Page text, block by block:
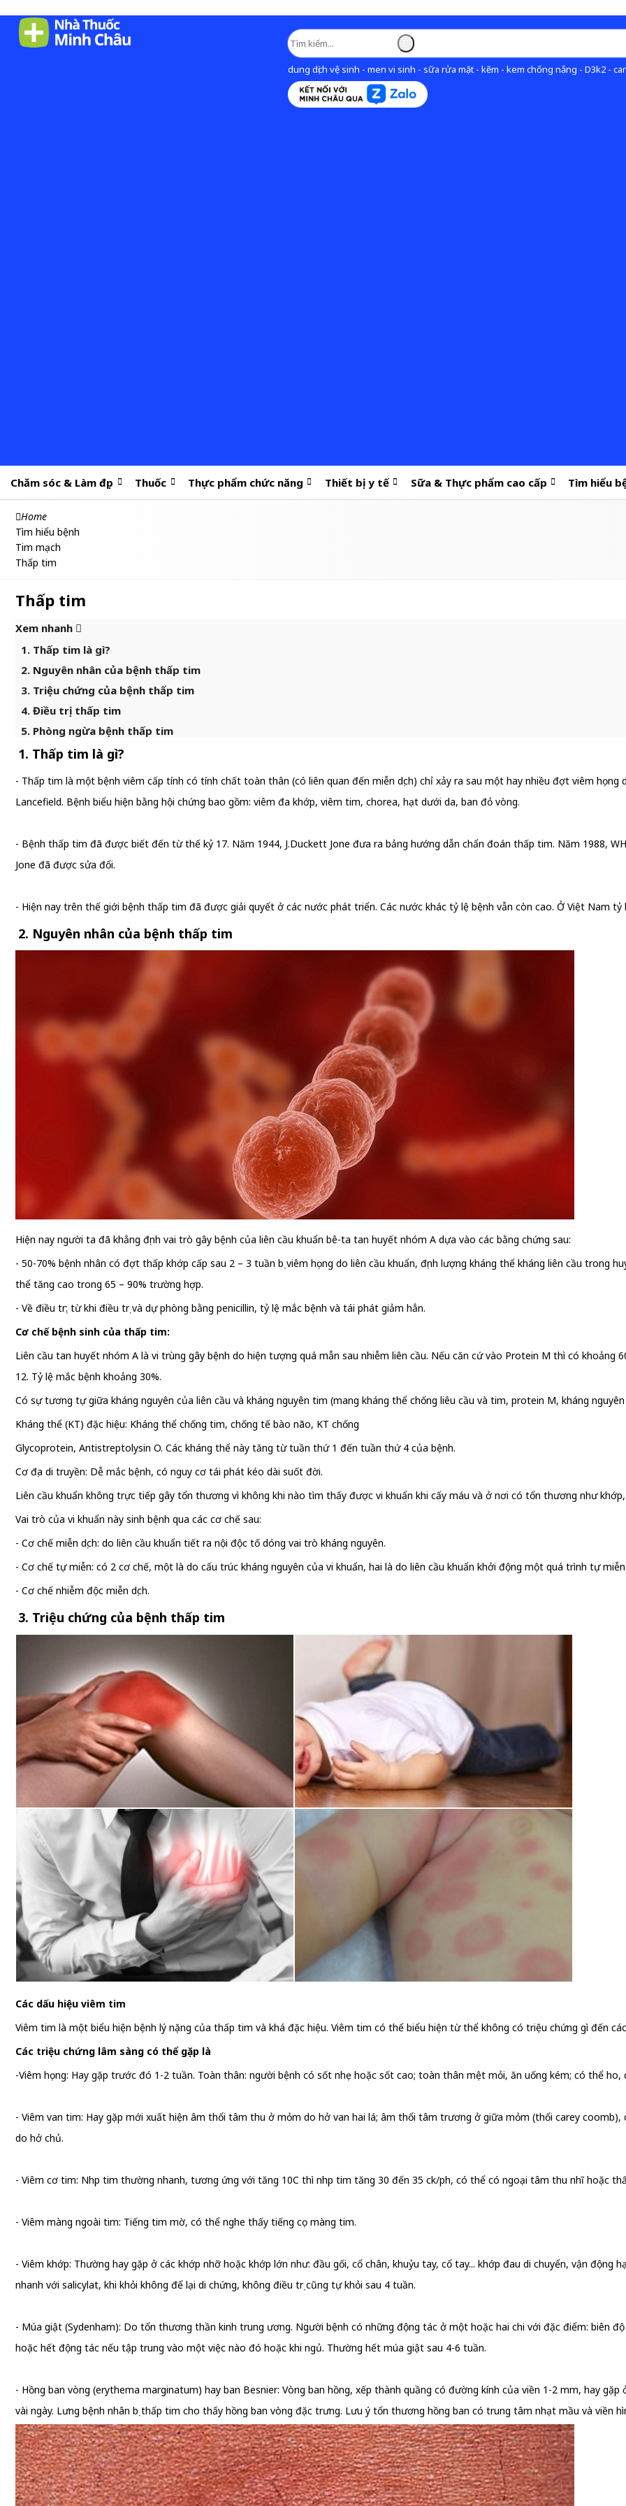
dung dịch vệ sinh - men vi sinh - sữa rửa mặt - kẽm - kem chống nắng - D3k2 -
Chăm sóc & Làm đẹp Thuốc Thực phẩm chức năng Thiết bị y tế Sữa & Thực phẩm cao cấp Tìm hiểu
Home
Tìm hiểu bệnh
Tim mạch
Thấp tim
Thấp tim
Xem nhanh
1. Thấp tim là gì?
2. Nguyên nhân của bệnh thấp tim
3. Triệu chứng của bệnh thấp tim
4. Điều trị thấp tim
5. Phòng ngừa bệnh thấp tim
1. Thấp tim là gì?
- Thấp tim là một bệnh viêm cấp tính có tính chất toàn thân (có liên quan đến miễn dịch) chỉ xảy ra sau một hay nhiều đợt viêm
Lancefield. Bệnh biểu hiện bằng hội chứng bao gồm: viêm đa khớp, viêm tim, chorea, hạt dưới da, ban đỏ vòng.
- Bệnh thấp tim đã được biết đến từ thế kỷ 17. Năm 1944, J.Duckett Jone đưa ra bảng hướng dẫn chẩn đoán thấp tim. Năm 1988,
Jone đã được sửa đổi.
- Hiện nay trên thế giới bệnh thấp tim đã được giải quyết ở các nước phát triển. Các nước khác tỷ lệ bệnh vẫn còn cao. Ở Việt Nam
2. Nguyên nhân của bệnh thấp tim
Hiện nay người ta đã khẳng định vai trò gây bệnh của liên cầu khuẩn bê-ta tan huyết nhóm A dựa vào các bằng chứng sau:
- 50-70% bệnh nhân có đợt thấp khớp cấp sau 2 – 3 tuần bị viêm họng do liên cầu khuẩn, định lượng kháng thể kháng liên cầu trong
thể tăng cao trong 65 – 90% trường hợp.
- Về điều trị: từ khi điều trị và dự phòng bằng penicillin, tỷ lệ mắc bệnh và tái phát giảm hẳn.
Cơ chế bệnh sinh của thấp tim:
Liên cầu tan huyết nhóm A là vi trùng gây bệnh do hiện tượng quá mẫn sau nhiễm liên cầu. Nếu căn cứ vào Protein M thì có khoảng
12. Tỷ lệ mắc bệnh khoảng 30%.
Có sự tương tự giữa kháng nguyên của liên cầu và kháng nguyên tim (mang kháng thể chống liêu cầu và tim, protein M, kháng
Kháng thể (KT) đặc hiệu: Kháng thể chống tim, chống tế bào não, KT chống
Glycoprotein, Antistreptolysin O. Các kháng thể này tăng từ tuần thứ 1 đến tuần thứ 4 của bệnh.
Cơ địa di truyền: Dễ mắc bệnh, có nguy cơ tái phát kéo dài suốt đời.
Liên cầu khuẩn không trực tiếp gây tổn thương vì không khi nào tìm thấy được vi khuẩn khi cấy máu và ở nơi có tổn thương như
Vai trò của vi khuẩn này sinh bệnh qua các cơ chế sau:
- Cơ chế miễn dịch: do liên cầu khuẩn tiết ra nội độc tố dóng vai trò kháng nguyên.
- Cơ chế tự miễn: có 2 cơ chế, một là do cấu trúc kháng nguyên của vi khuẩn, hai là do liên cầu khuẩn khởi động một quá trình tự
- Cơ chế nhiễm độc miễn dịch.
3. Triệu chứng của bệnh thấp tim
Các dấu hiệu viêm tim
Viêm tim là một biểu hiện bệnh lý nặng của thấp tim và khá đặc hiệu. Viêm tim có thể biểu hiện từ thể không có triệu chứng gì đến
Các triệu chứng lâm sàng có thể gặp là
-Viêm họng: Hay gặp trước đó 1-2 tuần. Toàn thân: người bệnh có sốt nhẹ hoặc sốt cao; toàn thân mệt mỏi, ăn uống kém; có thể ho,
- Viêm van tim: Hay gặp mới xuất hiện âm thổi tâm thu ở mỏm do hở van hai lá; âm thổi tâm trương ở giữa mỏm (thổi carey
do hở chủ.
- Viêm cơ tim: Nhịp tim thường nhanh, tương ứng với tăng 10C thì nhịp tim tăng 30 đến 35 ck/ph, có thể có ngoại tâm thu nhĩ hoặc
- Viêm màng ngoài tim: Tiếng tim mờ, có thể nghe thấy tiếng cọ màng tim.
- Viêm khớp: Thường hay gặp ở các khớp nhỡ hoặc khớp lớn như: đầu gối, cổ chân, khuỷu tay, cổ tay... khớp đau di chuyển, vận
nhanh với salicylat, khi khỏi không để lại di chứng, không điều trị cũng tự khỏi sau 4 tuần.
- Múa giật (Sydenham): Do tổn thương thần kinh trung ương. Người bệnh có những động tác ở một hoặc hai chi với đặc điểm: biên
hoặc hết động tác nếu tập trung vào một việc nào đó hoặc khi ngủ. Thường hết múa giật sau 4-6 tuần.
- Hồng ban vòng (erythema marginatum) hay ban Besnier: Vòng ban hồng, xếp thành quầng có đường kính của viền 1-2 mm, hay
vài ngày. Lưng bệnh nhân bị thấp tim cho thấy hồng ban vòng đặc trưng. Lưu ý tổn thương hồng ban có trung tâm nhạt mầu và viền